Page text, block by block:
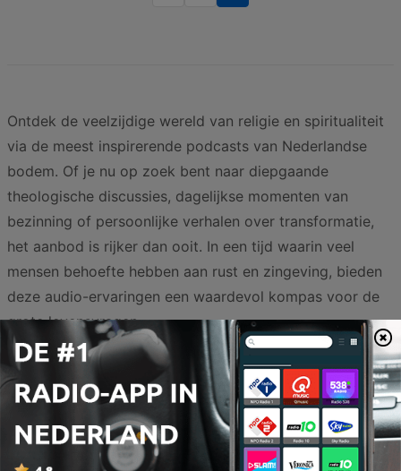
Ontdek de veelzijdige wereld van religie en spiritualiteit
via de meest inspirerende podcasts van Nederlandse
bodem. Of je nu op zoek bent naar diepgaande
theologische discussies, dagelijkse momenten van
bezinning of persoonlijke verhalen over transformatie,
het aanbod is rijker dan ooit. In een tijd waarin veel
mensen behoefte hebben aan rust en zingeving, bieden
deze audio-ervaringen een waardevol kompas voor de
grote levensvragen.
Voor luisteraars die willen begrijpen hoe het christelijke
geloof zich verhoudt tot de moderne tijd, isDe
Ongelooflijke Podcast - NPO Luister / EOeen onmisbare
bron van kennis en debat. Wie liever een eerlijk en
herkenbaar gesprek hoort over de uitdagingen van het